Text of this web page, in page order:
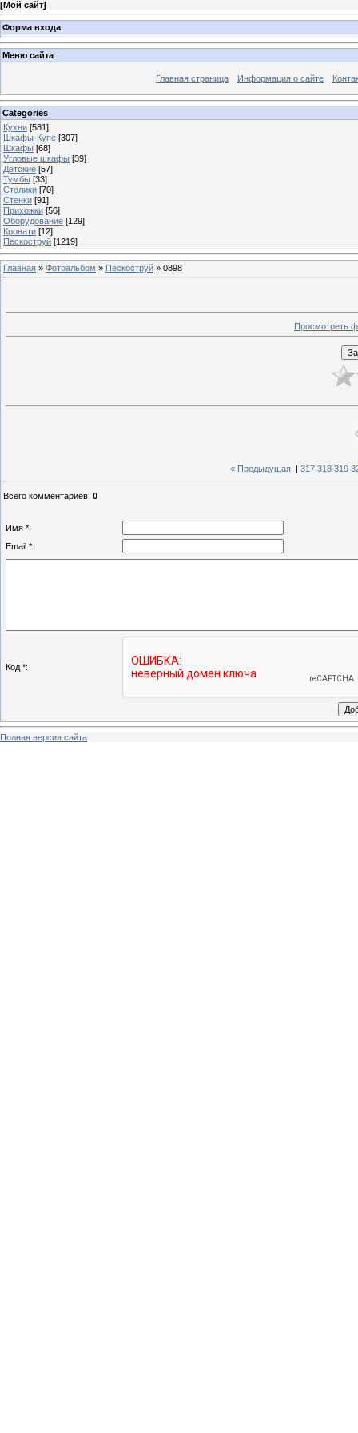
[Мой сайт]
Форма входа
Меню сайта
Главная страница Информация о сайте
Categories
Кухни [581]
Шкафы-Купе [307]
Шкафы [68]
Угловые шкафы [39]
Детские [57]
Тумбы [33]
Столики [70]
Стенки [91]
Прихожки [56]
Оборудование [129]
Кровати [12]
Пескоструй [1219]
Главная » Фотоальбом » Пескоструй » 0898
Просмотреть
« Предыдущая 317 318 319
Всего комментариев: 0
Имя *:
Email *:
Код *:
Полная версия сайта